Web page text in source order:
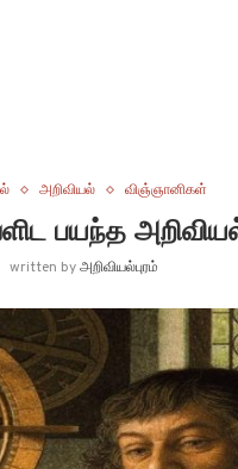
அறிவியல் விஞ்ஞானிகள்
பயந்த அறிவியல்
written byஅறிவியல்புரம்